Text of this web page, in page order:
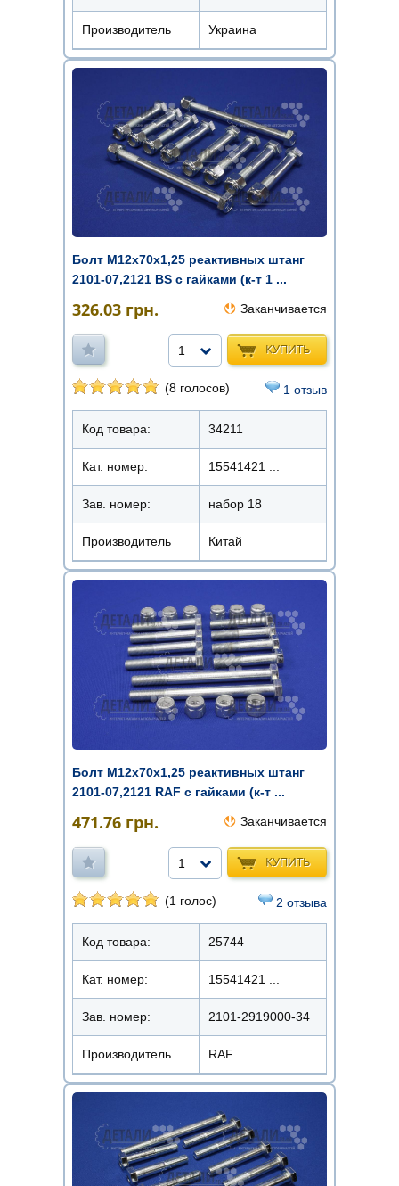
Производитель Украина
Болт М12x70х1,25 реактивных штанг
2101-07,2121 BS с гайками (к-т 1 ...
326.03 грн. Заканчивается
КУПИТЬ
1
(8 голосов) 1 отзыв
Код товара: 34211
Кат. номер: 15541421 ...
Зав. номер: набор 18
Производитель Китай
Болт М12x70х1,25 реактивных штанг
2101-07,2121 RAF с гайками (к-т ...
471.76 грн. Заканчивается
КУПИТЬ
1
(1 голос) 2 отзыва
Код товара: 25744
Кат. номер: 15541421 ...
Зав. номер: 2101-2919000-34
Производитель RAF